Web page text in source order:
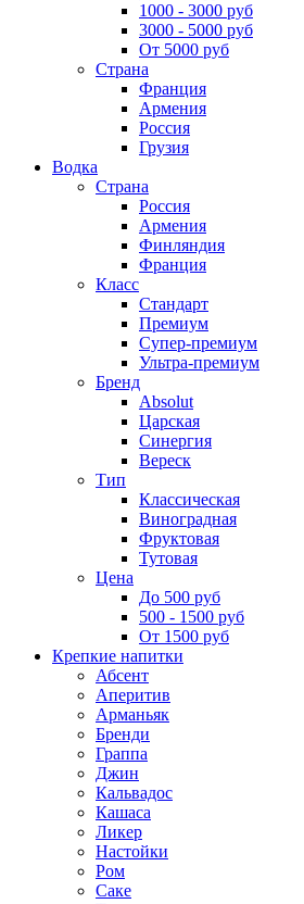
1000 - 3000 руб
3000 - 5000 руб
От 5000 руб
Страна
Франция
Армения
Россия
Грузия
Водка
Страна
Россия
Армения
Финляндия
Франция
Класс
Стандарт
Премиум
Супер-премиум
Ультра-премиум
Бренд
Absolut
Царская
Синергия
Вереск
Тип
Классическая
Виноградная
Фруктовая
Тутовая
Цена
До 500 руб
500 - 1500 руб
От 1500 руб
Крепкие напитки
Абсент
Аперитив
Арманьяк
Бренди
Граппа
Джин
Кальвадос
Кашаса
Ликер
Настойки
Ром
Саке